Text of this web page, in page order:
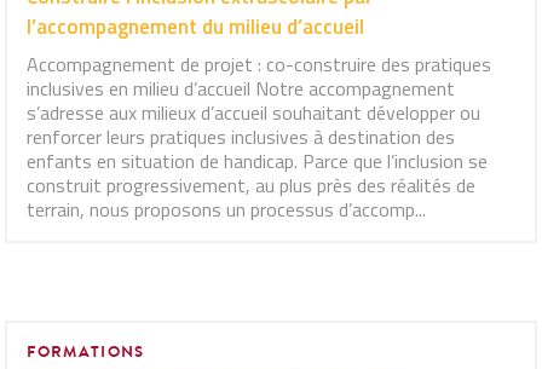
l’accompagnement du milieu d’accueil
Accompagnement de projet : co-construire des pratiques
inclusives en milieu d’accueil Notre accompagnement
s’adresse aux milieux d’accueil souhaitant développer ou
renforcer leurs pratiques inclusives à destination des
enfants en situation de handicap. Parce que l’inclusion se
construit progressivement, au plus près des réalités de
terrain, nous proposons un processus d’accomp...
FORMATIONS